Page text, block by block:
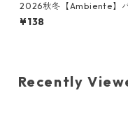
2026秋冬【Ambiente】
売り2枚 ランチサイズ ペー
ーナプキン Starry Sky グ
¥138
Recently